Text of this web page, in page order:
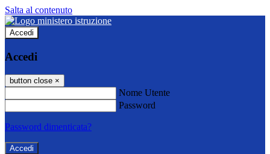
Salta al contenuto
Accedi
Accedi
button close ×
Nome Utente
Password
Password dimenticata?